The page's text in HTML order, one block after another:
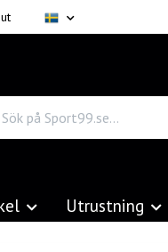
Utrustning